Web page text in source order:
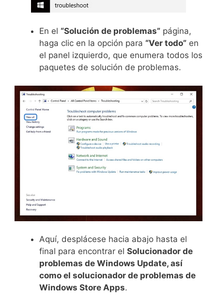
En el “Solución de problemas” página,
haga clic en la opción para “Ver todo” en
el panel izquierdo, que enumera todos los
paquetes de solución de problemas.
Aquí, desplácese hacia abajo hasta el
final para encontrar el Solucionador de
problemas de Windows Update, así
como el solucionador de problemas de
Windows Store Apps.